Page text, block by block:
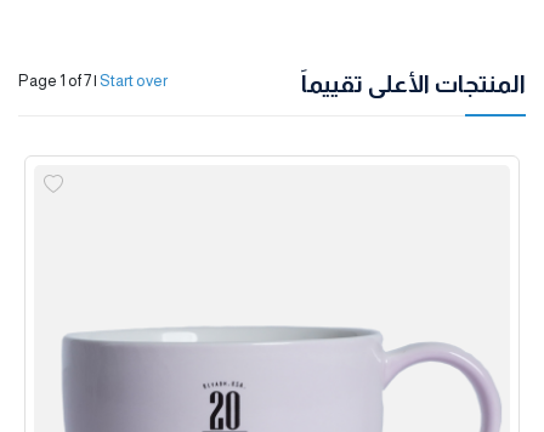
المنتجات الأعلى تقييماً Page 1 of 7| Start over